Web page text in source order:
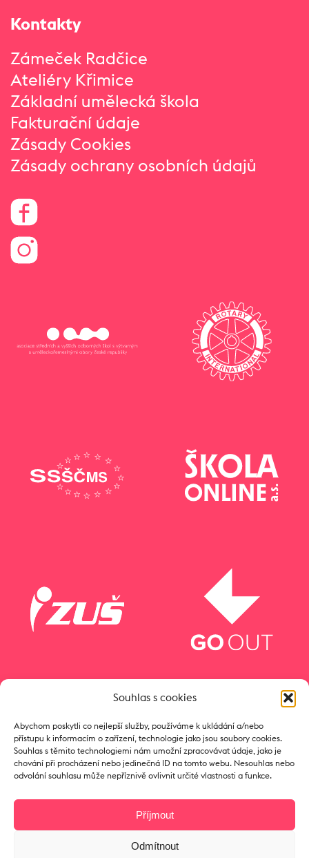
Souhlas s cookies
Abychom poskytli co nejlepší služby, používáme k ukládání a/nebo
přístupu k informacím o zařízení, technologie jako jsou soubory cookies.
Souhlas s těmito technologiemi nám umožní zpracovávat údaje, jako je
chování při procházení nebo jedinečná ID na tomto webu. Nesouhlas nebo
odvolání souhlasu může nepříznivě ovlivnit určité vlastnosti a funkce.
Příjmout
Odmítnout
Kontakty
Zámeček Radčice
Ateliéry Křimice
Základní umělecká škola
Fakturační údaje
Zásady Cookies
Zásady ochrany osobních údajů